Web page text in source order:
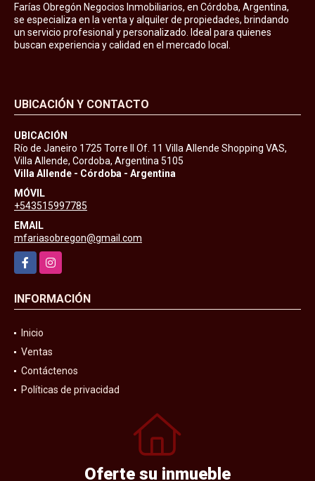
Farías Obregón Negocios Inmobiliarios, en Córdoba, Argentina,
se especializa en la venta y alquiler de propiedades, brindando
un servicio profesional y personalizado. Ideal para quienes
buscan experiencia y calidad en el mercado local.
UBICACIÓN Y CONTACTO
UBICACIÓN
Río de Janeiro 1725 Torre II Of. 11 Villa Allende Shopping VAS,
Villa Allende, Cordoba, Argentina 5105
Villa Allende - Córdoba - Argentina
MÓVIL
+543515997785
EMAIL
mfariasobregon@gmail.com
FacebookInstagram
INFORMACIÓN
Inicio
Ventas
Contáctenos
Políticas de privacidad
Oferte su inmueble